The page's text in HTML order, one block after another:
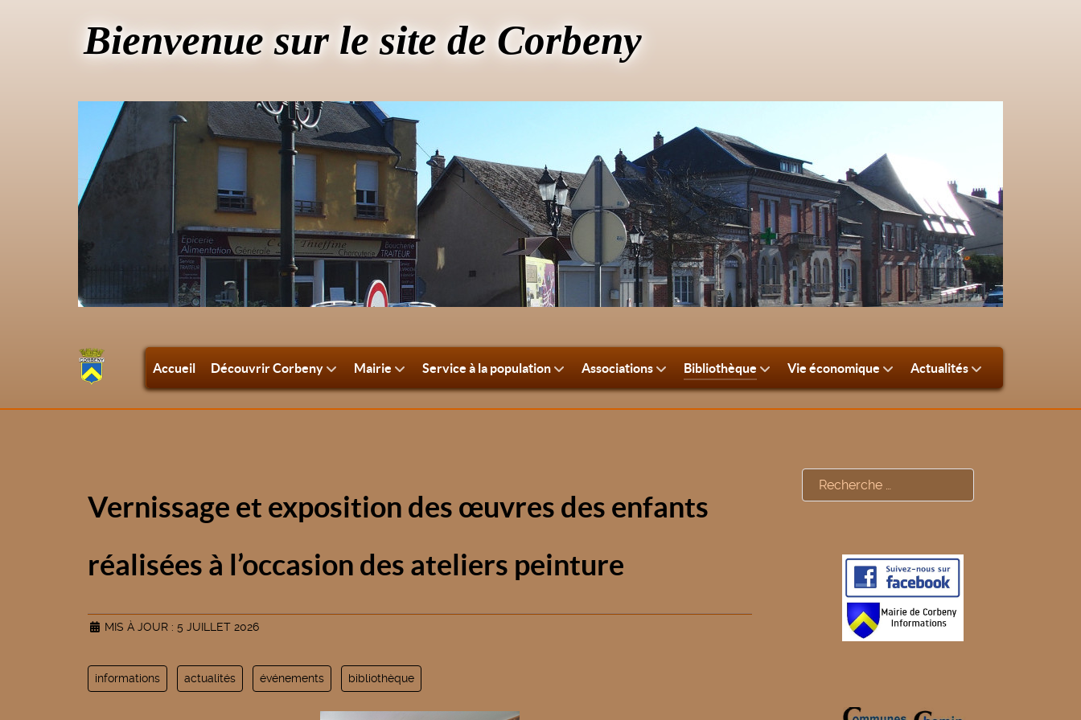
Bienvenue sur le site de Corbeny
Accueil Découvrir Corbeny Mairie Service à la population Associations Bibliothèque Vie économique Actualités
Vernissage et exposition des œuvres des enfants
réalisées à l’occasion des ateliers peinture
MIS À JOUR : 5 JUILLET 2026
informations actualités événements bibliothèque
Rechercher